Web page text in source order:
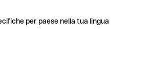
per paese nella tua lingua